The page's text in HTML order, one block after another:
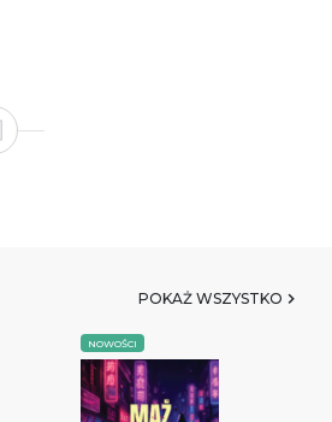
POKAŻ WSZYSTKO
NOWOŚCI